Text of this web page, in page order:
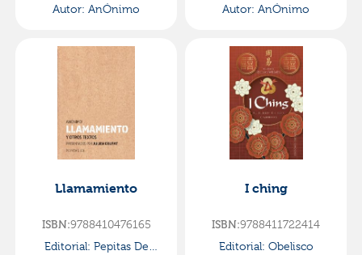
Autor: AnÓnimo
Autor: AnÓnimo
Llamamiento
ISBN:9788410476165
Editorial: Pepitas De
I ching
ISBN:9788411722414
Editorial: Obelisco